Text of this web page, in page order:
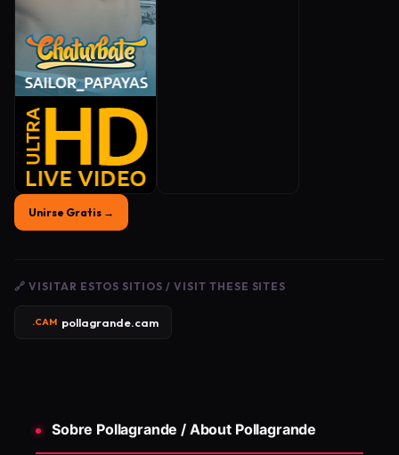
Unirse Gratis →
🔗 VISITAR ESTOS SITIOS / VISIT THESE SITES
.CAM pollagrande.cam
Sobre Pollagrande / About Pollagrande